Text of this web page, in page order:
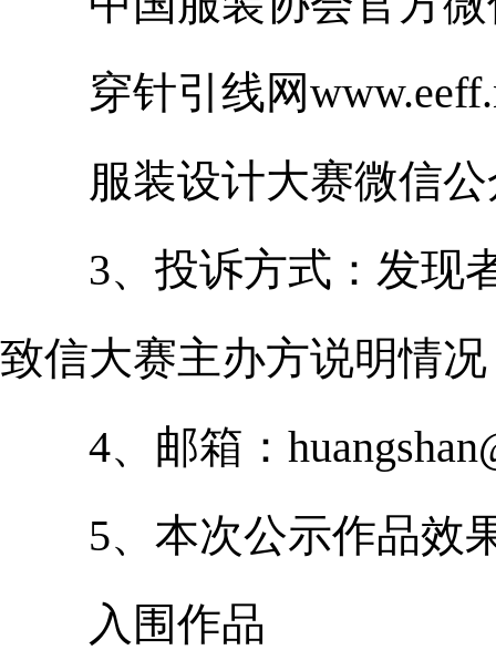
穿针引线网
服装设计大赛微信公
3、投诉方式：发现者
致信大赛主办方说明情
4、邮箱：
5、本次公示作品效果
入围作品